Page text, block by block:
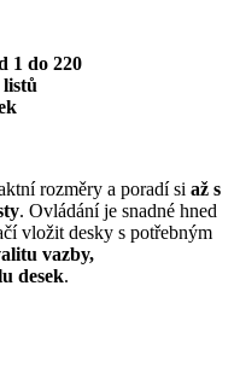
1 do 220
listů
rozměry a poradí si až s
. Ovládání je snadné hned
vložit desky s potřebným
vazby,
desek.